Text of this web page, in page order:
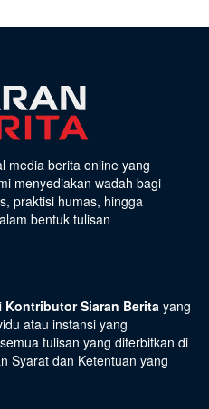
media berita online yang
menyediakan wadah bagi
praktisi humas, hingga
bentuk tulisan
Kontributor Siaran Berita yang
atau instansi yang
tulisan yang diterbitkan di
Syarat dan Ketentuan yang